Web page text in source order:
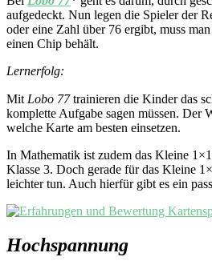
aufgedeckt. Nun legen die Spieler der
oder eine Zahl über 76 ergibt, muss
einen Chip behält.
Lernerfolg:
Mit Lobo 77trainieren die Kinder das
komplette Aufgabe sagen müssen. Der
welche Karte am besten einsetzen.
In Mathematik ist zudem das Kleine
Klasse 3. Doch gerade für das Kleine
leichter tun. Auch hierfür gibt es ein
Hochspannung